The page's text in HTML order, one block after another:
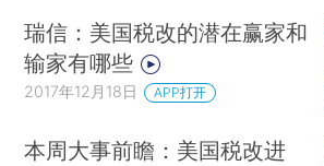
瑞信：美国税改的潜在赢家和
输家有哪些
2017年12月18日 APP打开
本周大事前瞻：美国税改进